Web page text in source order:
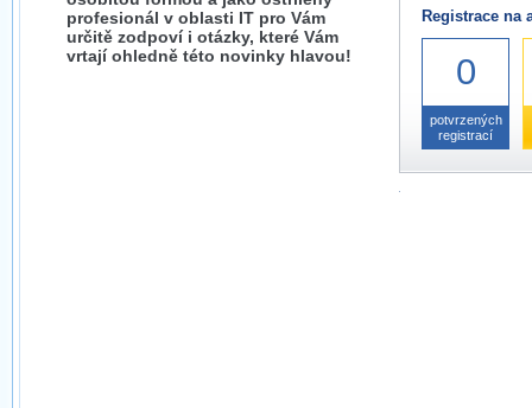
profesionál v oblasti IT pro Vám
určitě zodpoví i otázky, které Vám
vrtají ohledně této novinky hlavou!
Registrace na
0
potvrzených
registrací